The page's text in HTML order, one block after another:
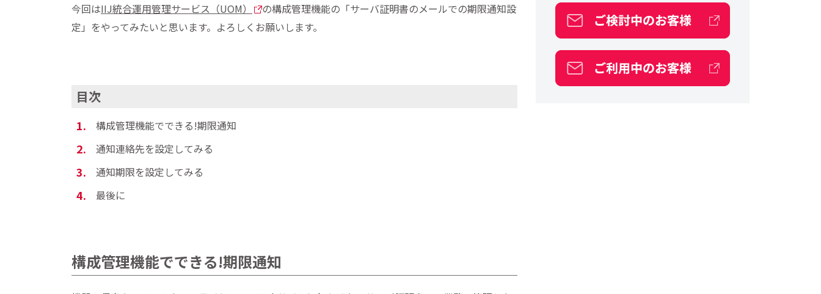
今回はIIJ統合運用管理サービス（UOM）
の構成管理機能の「サーバ証明書のメールでの期限通知設
定」をやってみたいと思います。よろしくお願いします。
目次
構成管理機能でできる!期限通知
通知連絡先を設定してみる
通知期限を設定してみる
最後に
構成管理機能でできる!期限通知